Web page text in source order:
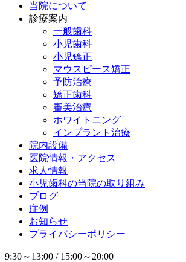
当院について
診療案内
一般歯科
小児歯科
小児矯正
マウスピース矯正
予防治療
矯正歯科
審美治療
ホワイトニング
インプラント治療
院内設備
医院情報・アクセス
求人情報
小児歯科の当院の取り組み
ブログ
症例
お知らせ
プライバシーポリシー
9:30～13:00 / 15:00～20:00